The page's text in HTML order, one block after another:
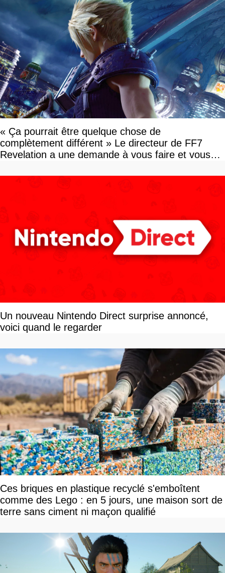
« Ça pourrait être quelque chose de
complètement différent » Le directeur de FF7
Revelation a une demande à vous faire et vous
Un nouveau Nintendo Direct surprise annoncé,
voici quand le regarder
Ces briques en plastique recyclé s'emboîtent
comme des Lego : en 5 jours, une maison sort de
terre sans ciment ni maçon qualifié